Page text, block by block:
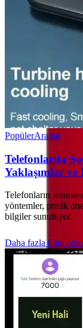
PopülerArama
Telefonlarda
Yaklaşımlar
Telefonların
yöntemler, pratik
bilgiler sunuluyor.
Daha fazla bilgi